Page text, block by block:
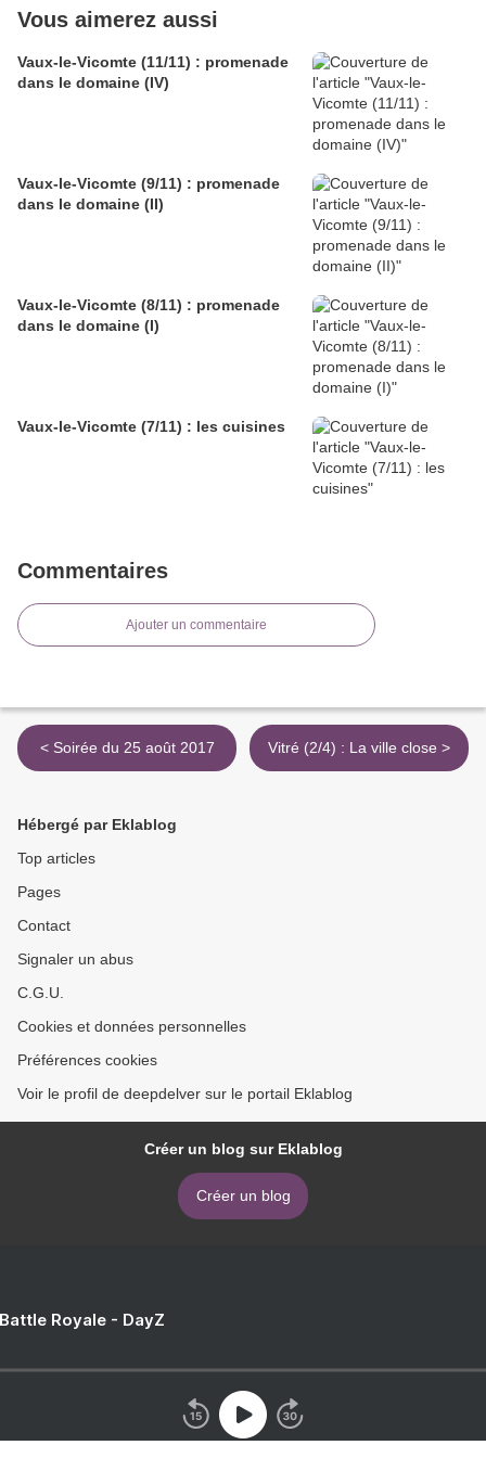
Vous aimerez aussi
Vaux-le-Vicomte (11/11) : promenade
dans le domaine (IV)
Vaux-le-Vicomte (9/11) : promenade
dans le domaine (II)
Vaux-le-Vicomte (8/11) : promenade
dans le domaine (I)
Vaux-le-Vicomte (7/11) : les cuisines
Commentaires
Ajouter un commentaire
< Soirée du 25 août 2017 Vitré (2/4) : La ville close >
Hébergé par Eklablog
Top articles
Pages
Contact
Signaler un abus
C.G.U.
Cookies et données personnelles
Préférences cookies
Voir le profil de deepdelver sur le portail Eklablog
Créer un blog sur Eklablog
Créer un blog
Royale - DayZ